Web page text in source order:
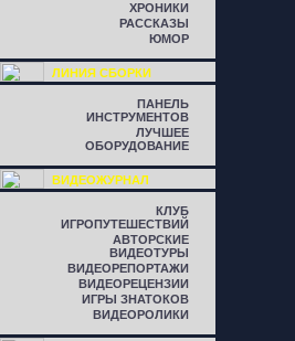
ХРОНИКИ
РАССКАЗЫ
ЮМОР
ЛИНИЯ СБОРКИ
ПАНЕЛЬ
ИНСТРУМЕНТОВ
ЛУЧШЕЕ
ОБОРУДОВАНИЕ
ВИДЕОЖУРНАЛ
КЛУБ
ИГРОПУТЕШЕСТВИЙ
АВТОРСКИЕ
ВИДЕОТУРЫ
ВИДЕОРЕПОРТАЖИ
ВИДЕОРЕЦЕНЗИИ
ИГРЫ ЗНАТОКОВ
ВИДЕОРОЛИКИ